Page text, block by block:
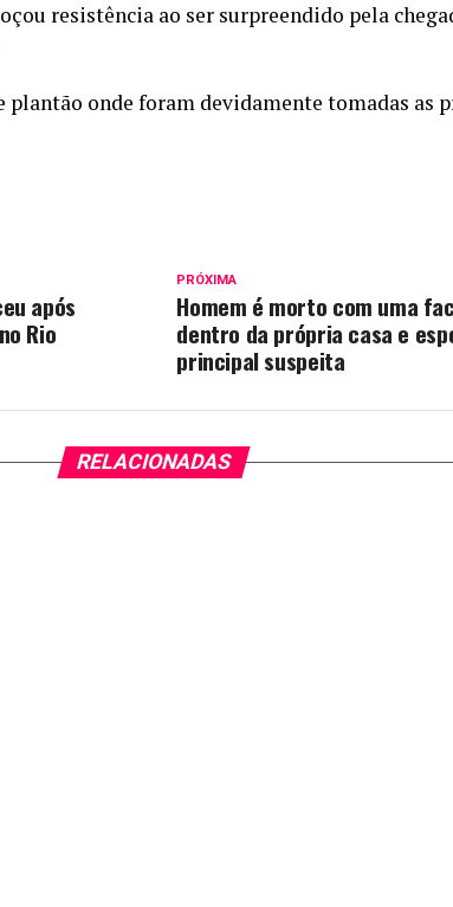
resistência ao ser surpreendido pela
plantão onde foram devidamente tomadas as
PRÓXIMA
Homem é morto com uma
dentro da própria casa e
principal suspeita
após
Rio
RELACIONADAS